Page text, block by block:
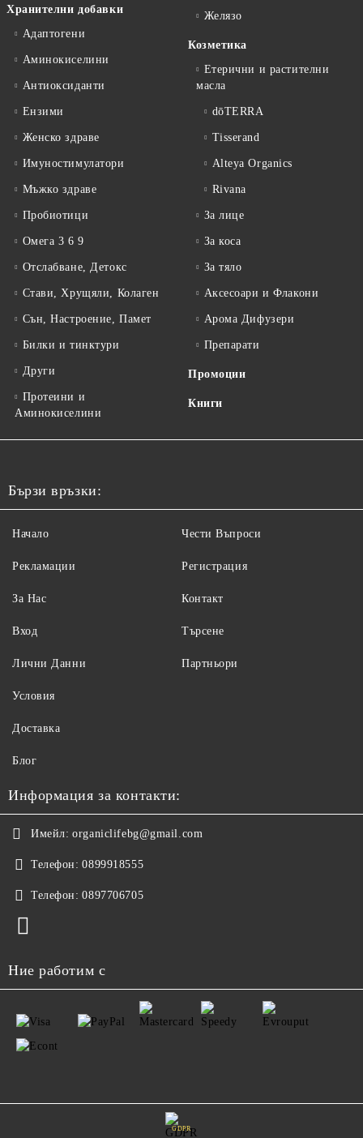
Хранителни добавки
Адаптогени
Аминокиселини
Антиоксиданти
Ензими
Женско здраве
Имуностимулатори
Мъжко здраве
Пробиотици
Омега 3 6 9
Отслабване, Детокс
Стави, Хрущяли, Колаген
Сън, Настроение, Памет
Билки и тинктури
Други
Протеини и
Аминокиселини
Желязо
Козметика
Етерични и растителни
масла
dōTERRA
Tisserand
Alteya Organics
Rivana
За лице
За коса
За тяло
Аксесоари и Флакони
Арома Дифузери
Препарати
Промоции
Книги
Бързи връзки:
Начало
Рекламации
За Нас
Вход
Чести Въпроси
Регистрация
Контакт
Търсене
Лични Данни
Условия
Доставка
Блог
Партньори
Информация за контакти:
Имейл: organiclifebg@gmail.com
Телефон: 0899918555
Телефон: 0897706705
Ние работим с
GDPR